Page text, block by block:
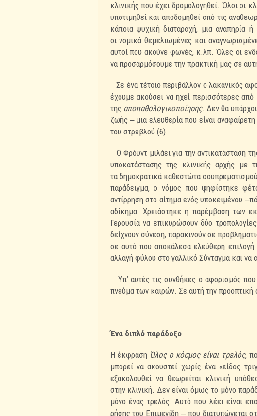
κλινικής που έχει δρομολογηθεί. Όλοιοι
υποτιμηθεί και αποδομηθεί από τις
κάποια ψυχική διαταραχή, μια αναπηρία ή
οινομικά θεμελιωμένες και
αυτοί που ακούνε φωνές, κ.λπ. Όλες οι
να προσαρμόσουμε την πρακτική μας σε
Σε ένα τέτοιο περιβάλλον ο λακανικός
έχουμε ακούσει να ηχεί περισσότερες από
της αποπαθολογικοποίησης. Δεν θα
ζωής ‒ μια ελευθερία που είναι αναφαίρετη
του στρεβλού (6).
Ο Φρόυντ μιλάει για την αντικατάσταση
υποκατάστασης της κλινικής αρχής με
τα δημοκρατικά καθεστώτα
παράδειγμα, ο νόμος που ψηφίστηκε
αντίρρηση στο αίτημα ενόςυποκειμένου
αδίκημα. Χρειάστηκε η παρέμβαση των
Γερουσία να επικυρώσουν δύο
δείχνουν σύνεση, παρακινούν σε
σε αυτό που αποκάλεσα ελεύθερη
αλλαγή φύλου στο γαλλικό Σύνταγμα και να
Υπ’ αυτές τις συνθήκες ο αφορισμός
πνεύμα των καιρών. Σε αυτή την προοπτική
Ένα διπλό παράδοξο
Η έκφραση Όλος ο κόσμος είναι τρελός,
μπορεί να ακουστεί χωρίς ένα «είδος
εξακολουθεί να θεωρείται κλινική
στην κλινική. Δεν είναι όμως το μόνο
μόνο ένας τρελός. Αυτό που λέει είναι
ρήσης του Επιμενίδη ‒ που διατυπώνεται